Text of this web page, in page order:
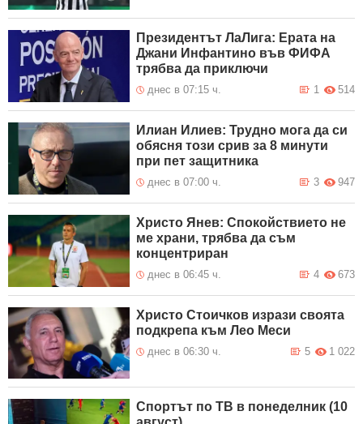
Президентът ЛаЛига: Ерата на
Джани Инфантино във ФИФА
трябва да приключи
днес в 07:15 ч. 514
1
Илиан Илиев: Трудно мога да си
обясня този срив за 8 минути
при пет защитника
днес в 07:00 ч. 947
3
Христо Янев: Спокойствието не
ме храни, трябва да съм
концентриран
днес в 06:45 ч. 673
4
Христо Стоичков изрази своята
подкрепа към Лео Меси
днес в 06:30 ч. 1 022
5
Спортът по ТВ в понеделник (10